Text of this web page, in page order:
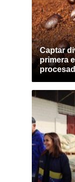
Captar
primera